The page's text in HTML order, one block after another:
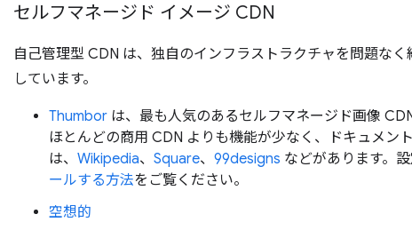
セルフマネージド イメージ CDN
自己管理型 CDN は、独自のインフラストラクチャを問題な
しています。
Thumbor は、最も人気のあるセルフマネージド画像
ほとんどの商用 CDN よりも機能が少なく、ドキュメ
は、 Wikipedia、 Square、 99designs などがあります。
ールする方法をご覧ください。
空想的